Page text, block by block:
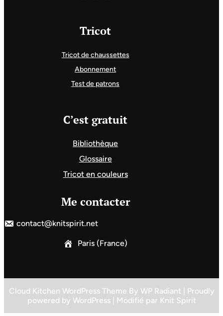
Tricot
Tricot de chaussettes
Abonnement
Test de patrons
C’est gratuit
Bibliothèque
Glossaire
Tricot en couleurs
Me contacter
contact@knitspirit.net
Paris (France)
Cloud Kitchen WordPress Theme By WP Radiant | Proudly
powered by WordPress| Modifié par Knit Spirit